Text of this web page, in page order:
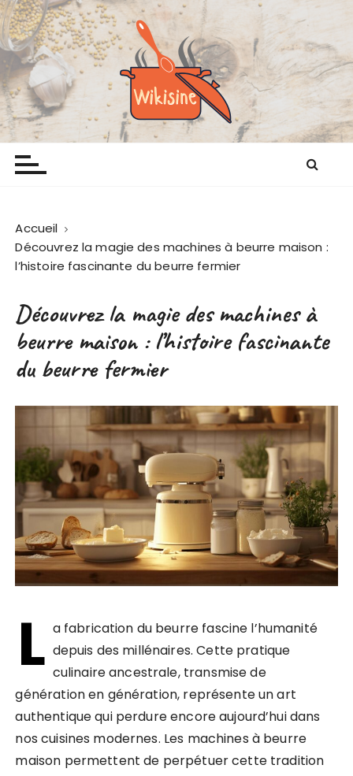
P
a
s
e
r
a
u Wikisine
Comme chez mamie
Accueil
Découvrez la magie des machines à beurre maison :
l’histoire fascinante du beurre fermier
Découvrez la magie des machines à
beurre maison : l’histoire fascinante
du beurre fermier
L a fabrication du beurre fascine l’humanité
depuis des millénaires. Cette pratique
culinaire ancestrale, transmise de
génération en génération, représente un art
authentique qui perdure encore aujourd’hui dans
nos cuisines modernes. Les machines à beurre
maison permettent de perpétuer cette tradition